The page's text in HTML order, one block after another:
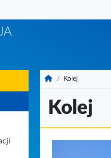
Kolej
Kolej